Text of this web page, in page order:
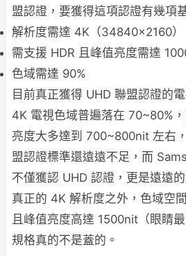
盟認證，要獲得這項認證有幾項
解析度需達 4K（34840x2160）
需支援 HDR 且峰值亮度需達
色域需達 90%
目前真正獲得 UHD 聯盟認證的
4K 電視色域普遍落在 70~80%
亮度大多達到 700~800nit 左右
盟認證標準還遠遠不足，而
不僅獲認 UHD 認證，更是遠遠
真正的 4K 解析度之外，色域空
且峰值亮度高達 1500nit（眼睛
規格真的不是蓋的。